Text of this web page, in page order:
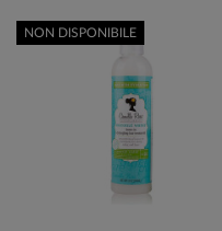
NON DISPONIBILE